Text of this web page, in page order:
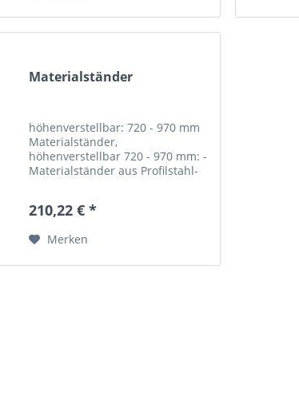
Materialständer
höhenverstellbar: 720 - 970 mm
Materialständer,
höhenverstellbar 720 - 970 mm: -
Materialständer aus Profilstahl-
Arretierung...
210,22 € *
Merken